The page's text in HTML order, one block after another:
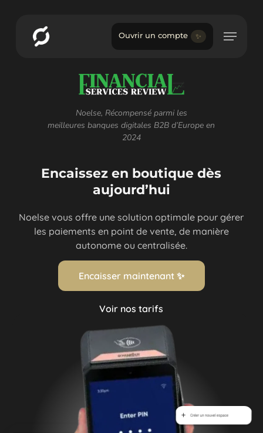
Ouvrir un compte ✨ Menu
Noelse, Récompensé parmi les
meilleuresbanques digitales B2B d’Europe en
2024
Encaissez en boutique dès
aujourd’hui
Noelse vous offre une solution optimale pour gérer
les paiements en point de vente, de manière
autonome ou centralisée.
Encaisser maintenant ✨
Voir nos tarifs